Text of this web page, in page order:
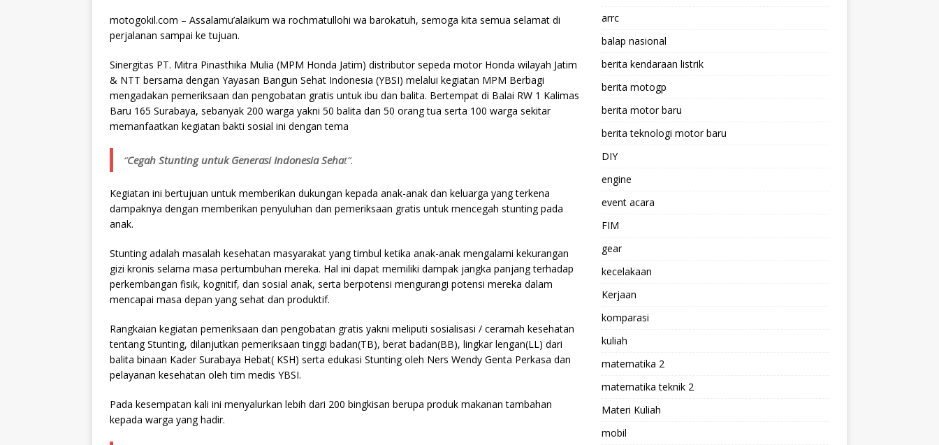
motogokil.com – Assalamu’alaikum wa rochmatullohi wa barokatuh, semoga kita semua selamat di
perjalanan sampai ke tujuan.
Sinergitas PT. Mitra Pinasthika Mulia (MPM Honda Jatim) distributor sepeda motor Honda wilayah Jatim
& NTT bersama dengan Yayasan Bangun Sehat Indonesia (YBSI) melalui kegiatan MPM Berbagi
mengadakan pemeriksaan dan pengobatan gratis untuk ibu dan balita. Bertempat di Balai RW 1 Kalimas
Baru 165 Surabaya, sebanyak 200 warga yakni 50 balita dan 50 orang tua serta 100 warga sekitar
memanfaatkan kegiatan bakti sosial ini dengan tema
“Cegah Stunting untuk Generasi Indonesia Sehat”.
Kegiatan ini bertujuan untuk memberikan dukungan kepada anak-anak dan keluarga yang terkena
dampaknya dengan memberikan penyuluhan dan pemeriksaan gratis untuk mencegah stunting pada
anak.
Stunting adalah masalah kesehatan masyarakat yang timbul ketika anak-anak mengalami kekurangan
gizi kronis selama masa pertumbuhan mereka. Hal ini dapat memiliki dampak jangka panjang terhadap
perkembangan fisik, kognitif, dan sosial anak, serta berpotensi mengurangi potensi mereka dalam
mencapai masa depan yang sehat dan produktif.
Rangkaian kegiatan pemeriksaan dan pengobatan gratis yakni meliputi sosialisasi / ceramah kesehatan
tentang Stunting, dilanjutkan pemeriksaan tinggi badan(TB), berat badan(BB), lingkar lengan(LL) dari
balita binaan Kader Surabaya Hebat( KSH) serta edukasi Stunting oleh Ners Wendy Genta Perkasa dan
pelayanan kesehatan oleh tim medis YBSI.
Pada kesempatan kali ini menyalurkan lebih dari 200 bingkisan berupa produk makanan tambahan
kepada warga yang hadir.
arrc
balap nasional
berita kendaraan listrik
berita motogp
berita motor baru
berita teknologi motor baru
DIY
engine
event acara
FIM
gear
kecelakaan
Kerjaan
komparasi
kuliah
matematika 2
matematika teknik 2
Materi Kuliah
mobil